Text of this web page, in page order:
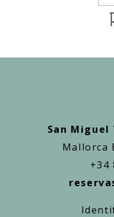
San Miguel
Mallorca
+34